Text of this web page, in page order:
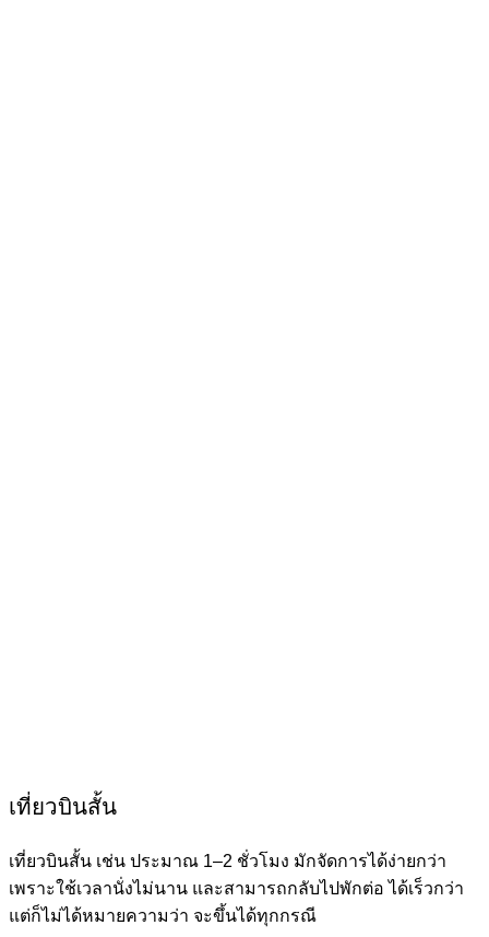
เที่ยวบินสั้น
เที่ยวบินสั้น เช่น ประมาณ 1–2 ชั่วโมง มักจัดการได้ง่ายกว่า
เพราะใช้เวลานั่งไม่นาน และสามารถกลับไปพักต่อ ได้เร็วกว่า
แต่ก็ไม่ได้หมายความว่า จะขึ้นได้ทุกกรณี